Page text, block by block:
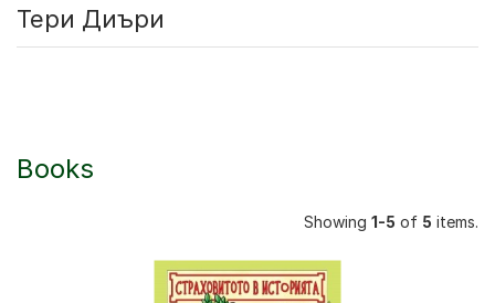
Тери Диъри
Books
Showing 1-5 of 5 items.